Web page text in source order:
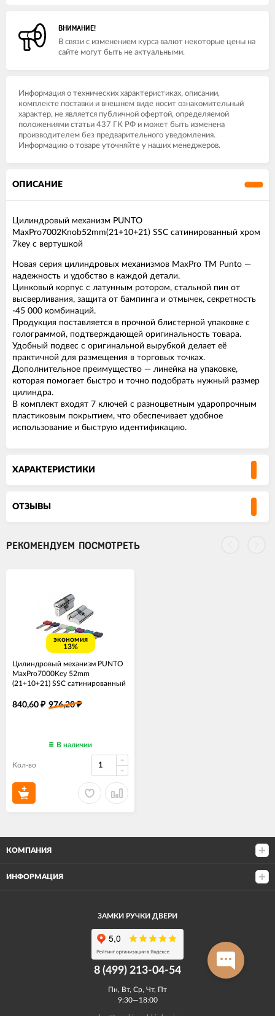
ВНИМАНИЕ!
В связи с изменением курса валют некоторые цены на
сайте могут быть не актуальными.
Информация о технических характеристиках, описании,
комплекте поставки и внешнем виде носит ознакомительный
характер, не является публичной офертой, определяемой
положениями статьи 437 ГК РФ и может быть изменена
производителем без предварительного уведомления.
Информацию о товаре уточняйте у наших менеджеров.
ОПИСАНИЕ
Цилиндровый механизм PUNTO
MaxPro7002Knob52mm(21+10+21) SSC сатинированный хром
7key с вертушкой
Новая серия цилиндровых механизмов MaxPro TM Punto —
надежность и удобство в каждой детали.
Цинковый корпус с латунным ротором, стальной пин от
высверливания, защита от бампинга и отмычек, секретность
-45 000 комбинаций.
Продукция поставляется в прочной блистерной упаковке с
голограммой, подтверждающей оригинальность товара.
Удобный подвес с оригинальной вырубкой делает её
практичной для размещения в торговых точках.
Дополнительное преимущество — линейка на упаковке,
которая помогает быстро и точно подобрать нужный размер
цилиндра.
В комплект входят 7 ключей с разноцветным ударопрочным
пластиковым покрытием, что обеспечивает удобное
использование и быструю идентификацию.
ХАРАКТЕРИСТИКИ
ОТЗЫВЫ
РЕКОМЕНДУЕМ ПОСМОТРЕТЬ
экономия
13%
Цилиндровый механизм PUNTO
MaxPro7000Key 52mm
(21+10+21) SSC сатинированный
840,60 ₽ 976,20₽
В наличии
Кол-во
КОМПАНИЯ
ИНФОРМАЦИЯ
ЗАМКИ РУЧКИ ДВЕРИ
8 (499) 213-04-54​
Пн, Вт, Ср, Чт, Пт
9:30—18:00